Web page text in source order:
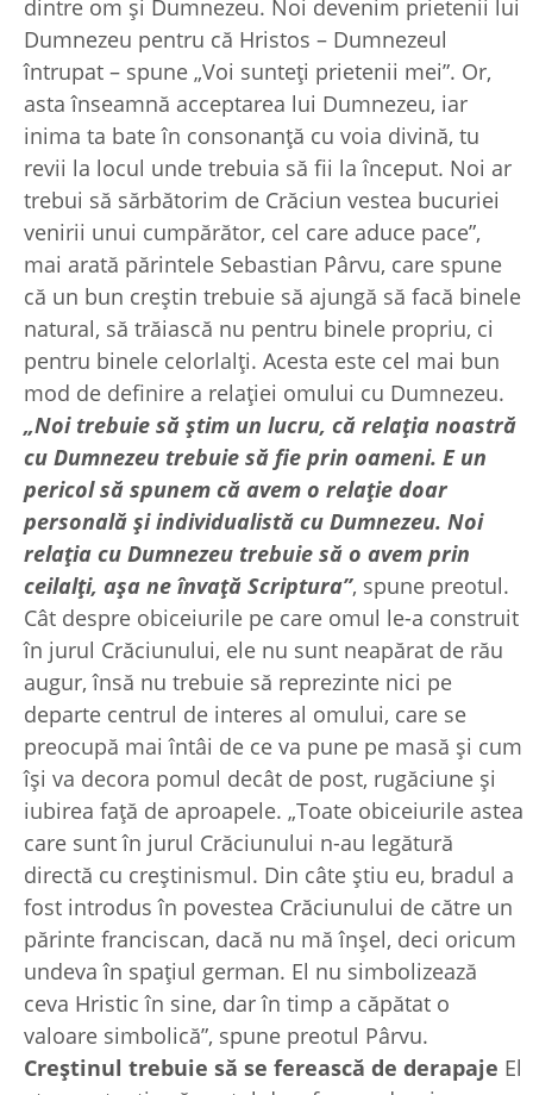
dintre om și Dumnezeu. Noi devenim prietenii lui
Dumnezeu pentru că Hristos – Dumnezeul
întrupat – spune „Voi sunteți prietenii mei”. Or,
asta înseamnă acceptarea lui Dumnezeu, iar
inima ta bate în consonanță cu voia divină, tu
revii la locul unde trebuia să fii la început. Noi ar
trebui să sărbătorim de Crăciun vestea bucuriei
venirii unui cumpărător, cel care aduce pace”,
mai arată părintele Sebastian Pârvu, care spune
că un bun creștin trebuie să ajungă să facă binele
natural, să trăiască nu pentru binele propriu, ci
pentru binele celorlalți. Acesta este cel mai bun
mod de definire a relației omului cu Dumnezeu.
„Noi trebuie să știm un lucru, că relația noastră
cu Dumnezeu trebuie să fie prin oameni. E un
pericol să spunem că avem o relație doar
personală și individualistă cu Dumnezeu. Noi
relația cu Dumnezeu trebuie să o avem prin
ceilalți, așa ne învață Scriptura”, spune preotul.
Cât despre obiceiurile pe care omul le-a construit
în jurul Crăciunului, ele nu sunt neapărat de rău
augur, însă nu trebuie să reprezinte nici pe
departe centrul de interes al omului, care se
preocupă mai întâi de ce va pune pe masă și cum
își va decora pomul decât de post, rugăciune și
iubirea față de aproapele. „Toate obiceiurile astea
care sunt în jurul Crăciunului n-au legătură
directă cu creștinismul. Din câte știu eu, bradul a
fost introdus în povestea Crăciunului de către un
părinte franciscan, dacă nu mă înșel, deci oricum
undeva în spațiul german. El nu simbolizează
ceva Hristic în sine, dar în timp a căpătat o
valoare simbolică”, spune preotul Pârvu.
Creștinul trebuie să se ferească de derapaje El